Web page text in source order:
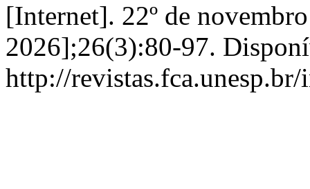
[Internet]. 22º de
2026];26(3):80-97.
http://